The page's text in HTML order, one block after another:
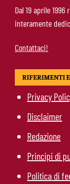
Dal 19 aprile
interamente
Contattaci!
RIFERIMENTI
Privacy
Disclaimer
Redazione
Principi di
Politica di